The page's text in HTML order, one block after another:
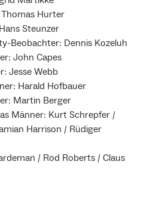
Hurter
Steunzer
Beobachter: Dennis Kozeluh
John Capes
Jesse Webb
Harald Hofbauer
Martin Berger
Männer: Kurt Schrepfer /
Harrison / Rüdiger
/ Rod Roberts / Claus